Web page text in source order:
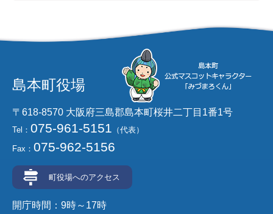
島本町役場
〒618-8570 大阪府三島郡島本町桜井二丁目1番1号
Tel： 075-961-5151 （代表）
Fax： 075-962-5156
町役場へのアクセス
開庁時間：9時～17時